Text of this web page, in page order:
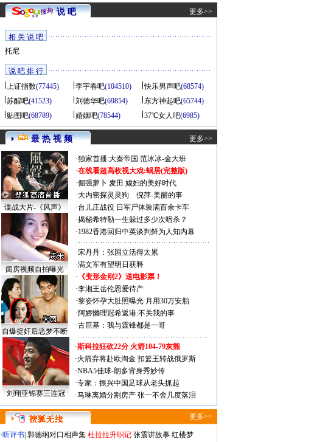
说 吧 更多>>
相 关 说 吧
托尼
说 吧 排 行
上证指数(77445) 李宇春吧(104510) 快乐男声吧(68574)
苏醒吧(41523) 刘德华吧(69854) 东方神起吧(65744)
贴图吧(68789) 婚姻吧(78544) 37℃女人吧(6985)
最 热 视 频 更多>>
谍战大片-《风声》
闺房视频自拍曝光
自爆捉奸后恶梦不断
·独家首播:大秦帝国 范冰冰-金大班
·在线看超高收视大戏:蜗居(完整版)
·倔强萝卜 麦田 媳妇的美好时代
·大内密探灵灵狗
倪萍-美丽的事
·台儿庄战役 日军尸体装满百余卡车
·揭秘希特勒一生躲过多少次暗杀？
·1982香港回归中英谈判鲜为人知内幕
·宋丹丹：张国立活得太累
·满文军有望明日获释
· 《变形金刚2》送电影票！
·李湘王岳伦恩爱待产
·黎姿怀孕大肚照曝光 月用30万安胎
·阿娇懒理冠希返港:不关我的事
·古巨基：我与霆锋都是一哥
刘翔亚锦赛三连冠
·斯科拉狂砍22分 火箭104-79灰熊
·火箭弃将赴欧淘金 扣篮王转战俄罗斯
·NBA5佳球-朗多背身秀妙传
·专家：振兴中国足球从老头抓起
·马琳离婚分割房产 张一不舍几度落泪
更多>>
·听评书 郭德纲对口相声集 杜拉拉升职记 张震讲故事 红楼梦